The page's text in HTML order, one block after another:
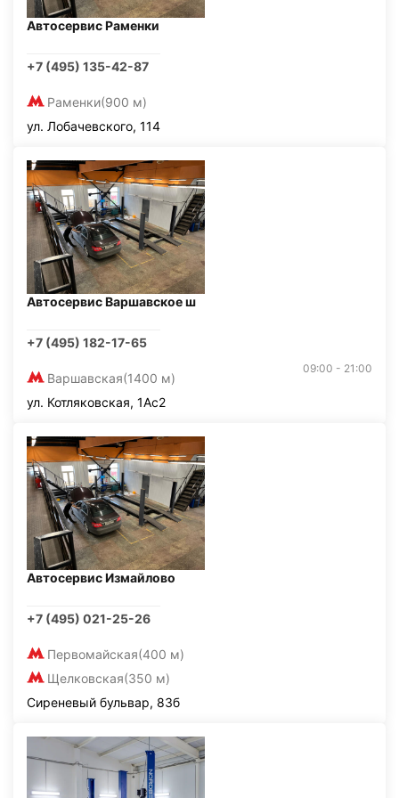
Автосервис Раменки
+7 (495) 135-42-87
Раменки(900 м)
ул. Лобачевского, 114
Автосервис Варшавское ш
+7 (495) 182-17-65
Варшавская(1400 м)
09:00 - 21:00
ул. Котляковская, 1Ас2
Автосервис Измайлово
+7 (495) 021-25-26
Первомайская(400 м)
Щелковская(350 м)
Сиреневый бульвар, 83б